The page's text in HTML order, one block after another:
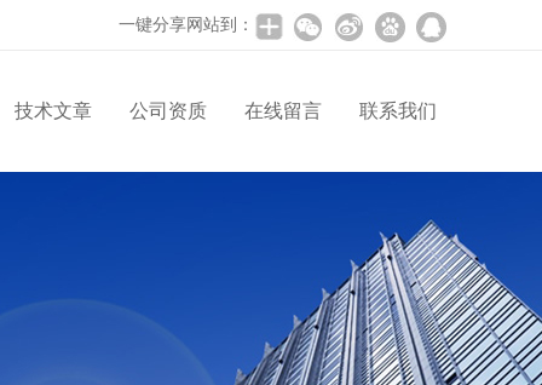
一键分享网站到：
技术文章 公司资质 在线留言 联系我们